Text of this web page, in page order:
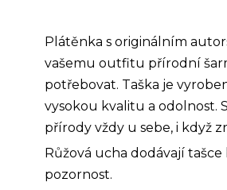
Plátěnka s originálním
vašemu outfitu přírodní
potřebovat. Taška je
vysokou kvalitu a
přírody vždy u sebe, i když
Růžová ucha dodávají
pozornost.